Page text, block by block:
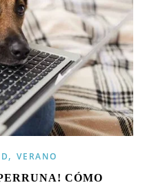
,VERANO
CÓMO